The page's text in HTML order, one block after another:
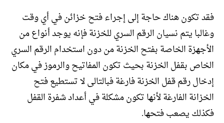
فقد تكون هناك حاجة إلى إجراء فتح خزائن في أي وقت
وغالبا يتم نسيان الرقم السري للخزنة فإنه يوجد أنواع من
الأجهزة الخاصة بفتح الخزنة من دون استخدام الرقم السري
الخاص بقفل الخزنة بحيث تكون المفاتيح والرموز في مكان
إدخال رقم قفل الخزنة فارغة فبالتالى لا تستطيع فتح
الخزانة الفارغة لأنها تكون مشكلة في أعداد شفرة القفل
فكذلك يصعب فتحها.